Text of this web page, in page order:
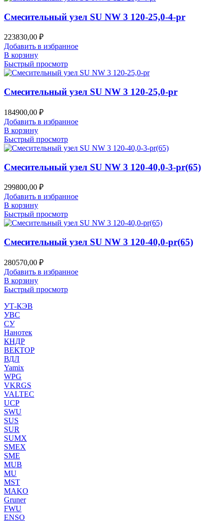
Смесительный узел SU NW 3 120-25,0-4-pr
223830,00 ₽
Добавить в избранное
В корзину
Быстрый просмотр
Смесительный узел SU NW 3 120-25,0-pr
184900,00 ₽
Добавить в избранное
В корзину
Быстрый просмотр
Смесительный узел SU NW 3 120-40,0-3-pr(65)
299800,00 ₽
Добавить в избранное
В корзину
Быстрый просмотр
Смесительный узел SU NW 3 120-40,0-pr(65)
280570,00 ₽
Добавить в избранное
В корзину
Быстрый просмотр
УТ-КЭВ
УВС
СУ
Нанотек
КНДР
ВЕКТОР
ВДЛ
Yamix
WPG
VKRGS
VALTEC
UCP
SWU
SUS
SUR
SUMX
SMEX
SME
MUB
MU
MST
MAKO
Gruner
FWU
ENSO